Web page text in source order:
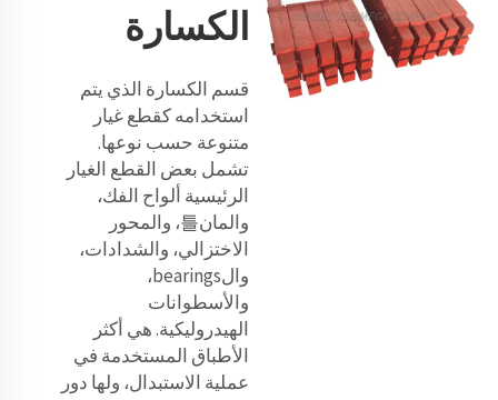
الكسارة
قسم الكسارة الذي يتم
استخدامه كقطع غيار
متنوعة حسب نوعها.
تشمل بعض القطع الغيار
الرئيسية ألواح الفك،
والمان틀، والمحور
الاختزالي، والشدادات،
والbearings،
والأسطوانات
الهيدروليكية. هي أكثر
الأطباق المستخدمة في
عملية الاستبدال، ولها دور